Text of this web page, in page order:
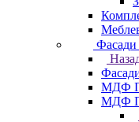
Фасади
МДФ
МДФ